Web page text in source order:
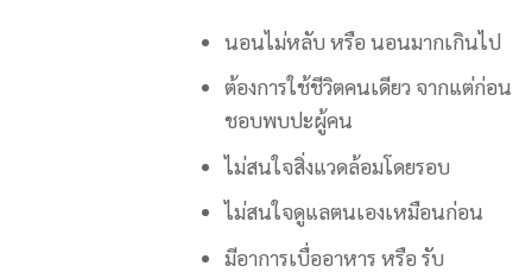
นอนไม่หลับ หรือ นอนมากเกินไป
ต้องการใช้ชีวิตคนเดียว จากแต่ก่อน
ชอบพบปะผู้คน
ไม่สนใจสิ่งแวดล้อมโดยรอบ
ไม่สนใจดูแลตนเองเหมือนก่อน
มีอาการเบื่ออาหาร หรือ รับ